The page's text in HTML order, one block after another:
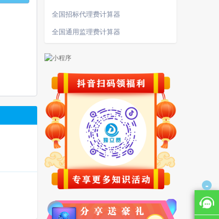
全国招标代理费计算器
全国通用监理费计算器
-